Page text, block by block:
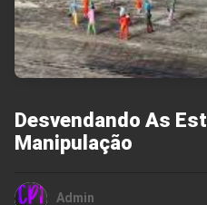
Desvendando As
Manipulação
Admin